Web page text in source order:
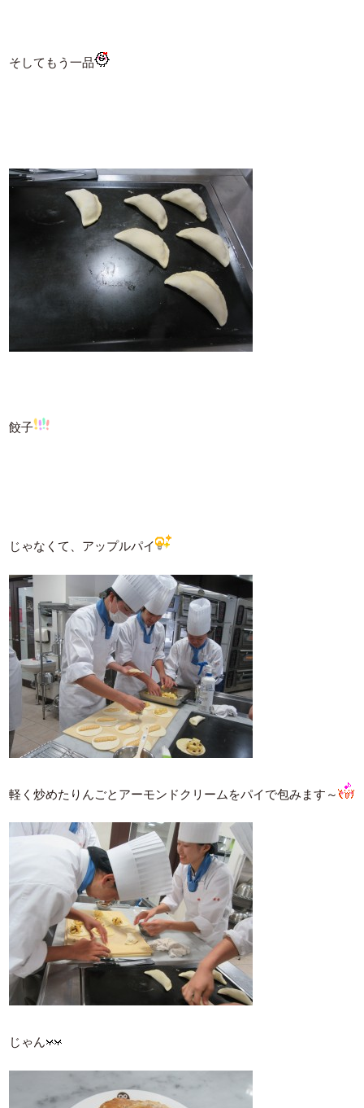
そしてもう一品
餃子
じゃなくて、アップルパイ
軽く炒めたりんごとアーモンドクリームをパイで包みます～
じゃん